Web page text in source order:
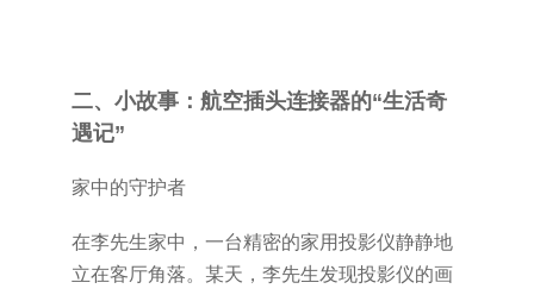
二、小故事：航空插头连接器的“生活奇
遇记”
家中的守护者
在李先生家中，一台精密的家用投影仪静静地
立在客厅角落。某天，李先生发现投影仪的画